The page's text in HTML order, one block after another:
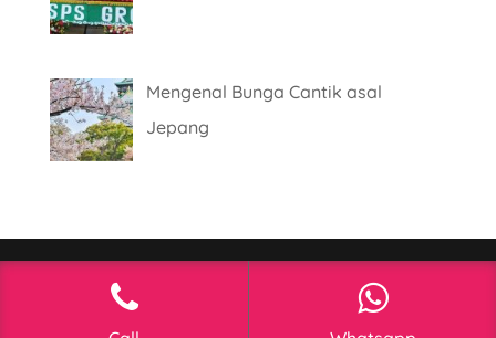
Mengenal Bunga Cantik asal
Jepang